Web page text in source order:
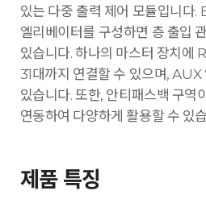
있는 다중 출력 제어 모듈입니다
엘리베이터를 구성하면 층 출입
있습니다. 하나의 마스터 장치에
31대까지 연결할 수 있으며, AUX
있습니다. 또한, 안티패스백 구역
연동하여 다양하게 활용할 수 있
제품 특징